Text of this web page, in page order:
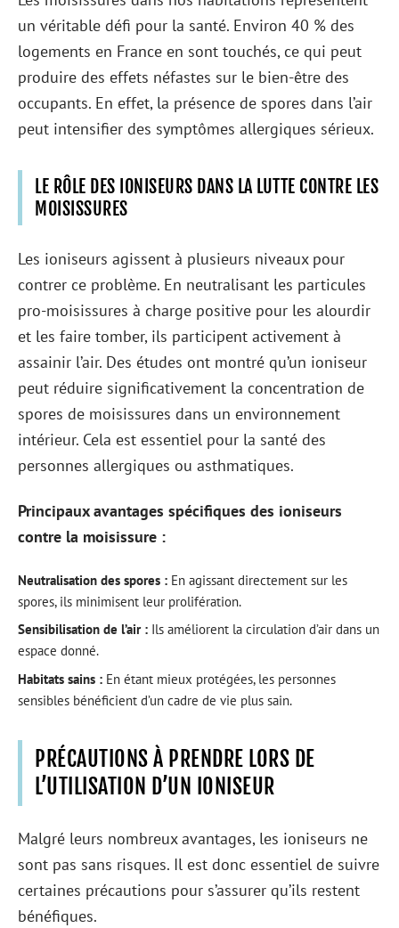
un véritable défi pour la santé. Environ 40 % des
logements en France en sont touchés, ce qui peut
produire des effets néfastes sur le bien-être des
occupants. En effet, la présence de spores dans l’air
peut intensifier des symptômes allergiques sérieux.
LE RÔLE DES IONISEURS DANS LA LUTTE CONTRE LES
MOISISSURES
Les ioniseurs agissent à plusieurs niveaux pour
contrer ce problème. En neutralisant les particules
pro-moisissures à charge positive pour les alourdir
et les faire tomber, ils participent activement à
assainir l’air. Des études ont montré qu’un ioniseur
peut réduire significativement la concentration de
spores de moisissures dans un environnement
intérieur. Cela est essentiel pour la santé des
personnes allergiques ou asthmatiques.
Principaux avantages spécifiques des ioniseurs
contre la moisissure :
Neutralisation des spores : En agissant directement sur les
spores, ils minimisent leur prolifération.
Sensibilisation de l’air : Ils améliorent la circulation d’air dans un
espace donné.
Habitats sains : En étant mieux protégées, les personnes
sensibles bénéficient d’un cadre de vie plus sain.
PRÉCAUTIONS À PRENDRE LORS DE
L’UTILISATION D’UN IONISEUR
Malgré leurs nombreux avantages, les ioniseurs ne
sont pas sans risques. Il est donc essentiel de suivre
certaines précautions pour s’assurer qu’ils restent
bénéfiques.